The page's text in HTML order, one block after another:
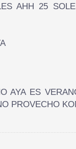
AHH 25
AYA ES
PROVECHO